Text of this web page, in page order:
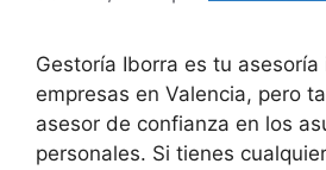
Gestoría Iborra es tu asesoría
empresas en Valencia, pero
asesor de confianza en los
personales. Si tienes